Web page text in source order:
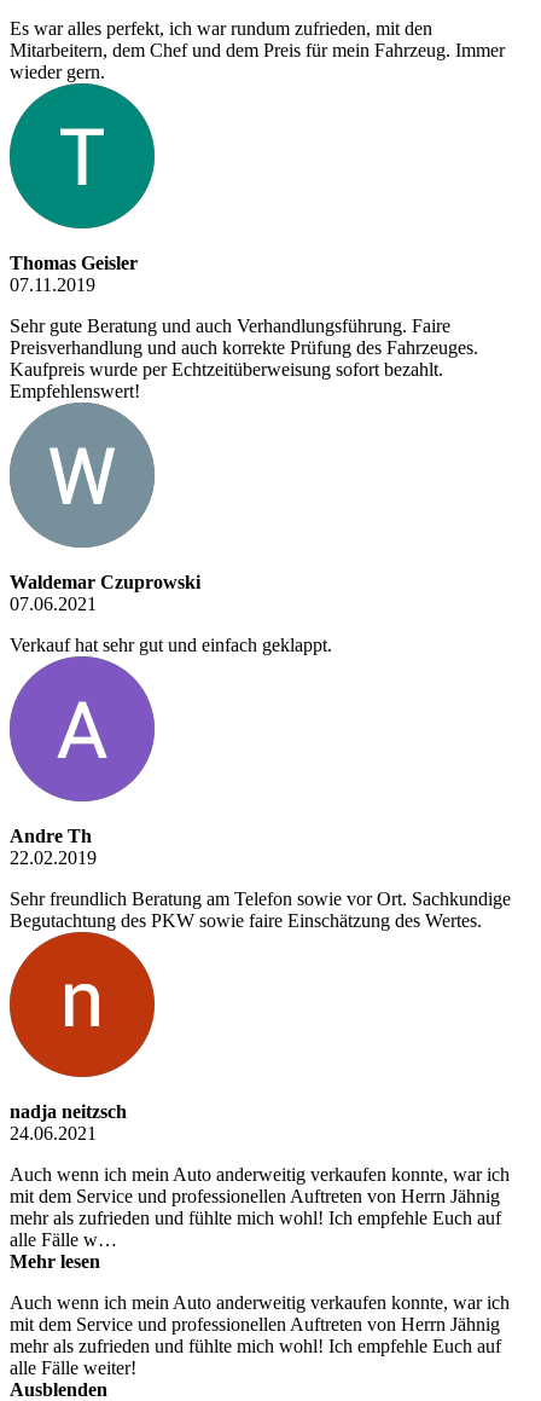
Es war alles perfekt, ich war rundum zufrieden, mit den
Mitarbeitern, dem Chef und dem Preis für mein Fahrzeug. Immer
wieder gern.
Thomas Geisler
07.11.2019
Sehr gute Beratung und auch Verhandlungsführung. Faire
Preisverhandlung und auch korrekte Prüfung des Fahrzeuges.
Kaufpreis wurde per Echtzeitüberweisung sofort bezahlt.
Empfehlenswert!
Waldemar Czuprowski
07.06.2021
Verkauf hat sehr gut und einfach geklappt.
Andre Th
22.02.2019
Sehr freundlich Beratung am Telefon sowie vor Ort. Sachkundige
Begutachtung des PKW sowie faire Einschätzung des Wertes.
nadja neitzsch
24.06.2021
Auch wenn ich mein Auto anderweitig verkaufen konnte, war ich
mit dem Service und professionellen Auftreten von Herrn Jähnig
mehr als zufrieden und fühlte mich wohl! Ich empfehle Euch auf
alle Fälle w…
Mehr lesen
Auch wenn ich mein Auto anderweitig verkaufen konnte, war ich
mit dem Service und professionellen Auftreten von Herrn Jähnig
mehr als zufrieden und fühlte mich wohl! Ich empfehle Euch auf
alle Fälle weiter!
Ausblenden